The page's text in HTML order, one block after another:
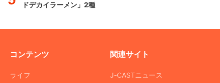
ドデカイラーメン」2種
コンテンツ
ライフ
関連サイト
J-CASTニュース